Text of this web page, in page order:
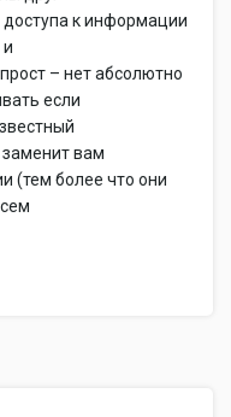
доступа к информации
– нет абсолютно
если
заменит вам
(тем более что они